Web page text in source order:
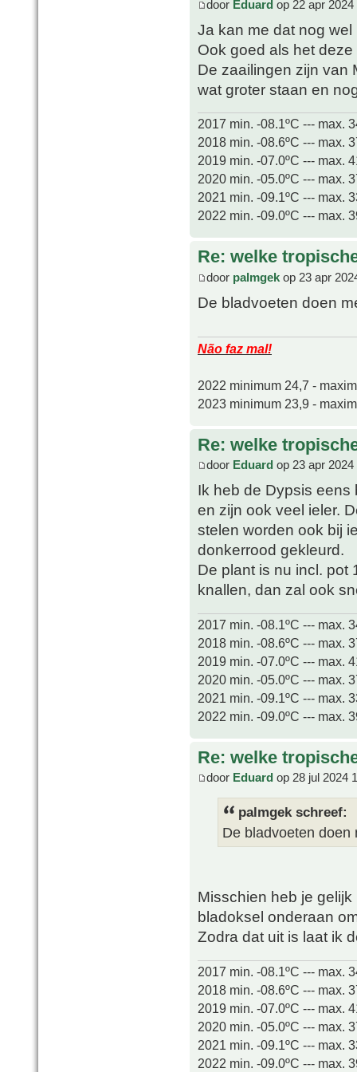
door Eduard op 22 apr 2024
Ja kan me dat nog
Ook goed als het deze
De zaailingen zijn van
wat groter staan en
2017 min. -08.1ºC --- max.
2018 min. -08.6ºC --- max.
2019 min. -07.0ºC --- max.
2020 min. -05.0ºC --- max.
2021 min. -09.1ºC --- max.
2022 min. -09.0ºC --- max.
Re: welke
door palmgek op 23 apr
De bladvoeten doen
Não faz mal!
2022 minimum 24,7 -
2023 minimum 23,9 -
Re: welke
door Eduard op 23 apr 2024
Ik heb de Dypsis
en zijn ook veel ieler.
stelen worden ook bij
donkerrood gekleurd.
De plant is nu incl. pot
knallen, dan zal ook
2017 min. -08.1ºC --- max.
2018 min. -08.6ºC --- max.
2019 min. -07.0ºC --- max.
2020 min. -05.0ºC --- max.
2021 min. -09.1ºC --- max.
2022 min. -09.0ºC --- max.
Re: welke
door Eduard op 28 jul 2024
palmgek schreef:
De bladvoeten doen
Misschien heb je
bladoksel onderaan
Zodra dat uit is laat ik
2017 min. -08.1ºC --- max.
2018 min. -08.6ºC --- max.
2019 min. -07.0ºC --- max.
2020 min. -05.0ºC --- max.
2021 min. -09.1ºC --- max.
2022 min. -09.0ºC --- max.